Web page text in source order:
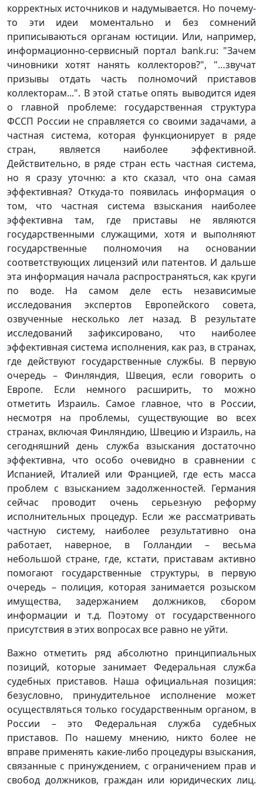
корректных источников и надумывается. Но почему-
то эти идеи моментально и без сомнений
приписываються органам юстиции. Или, например,
информационно-сервисный портал bank.ru: "Зачем
чиновники хотят нанять коллекторов?", "…звучат
призывы отдать часть полномочий приставов
коллекторам...". В этой статье опять выводится идея
о главной проблеме: государственная структура
ФССП России не справляется со своими задачами, а
частная система, которая функционирует в ряде
стран, является наиболее эффективной.
Действительно, в ряде стран есть частная система,
но я сразу уточню: а кто сказал, что она самая
эффективная? Откуда-то появилась информация о
том, что частная система взыскания наиболее
эффективна там, где приставы не являются
государственными служащими, хотя и выполняют
государственные полномочия на основании
соответствующих лицензий или патентов. И дальше
эта информация начала распространяться, как круги
по воде. На самом деле есть независимые
исследования экспертов Европейского совета,
озвученные несколько лет назад. В результате
исследований зафиксировано, что наиболее
эффективная система исполнения, как раз, в странах,
где действуют государственные службы. В первую
очередь – Финляндия, Швеция, если говорить о
Европе. Если немного расширить, то можно
отметить Израиль. Самое главное, что в России,
несмотря на проблемы, существующие во всех
странах, включая Финляндию, Швецию и Израиль, на
сегодняшний день служба взыскания достаточно
эффективна, что особо очевидно в сравнении с
Испанией, Италией или Францией, где есть масса
проблем с взысканием задолженностей. Германия
сейчас проводит очень серьезную реформу
исполнительных процедур. Если же рассматривать
частную систему, наиболее результативно она
работает, наверное, в Голландии – весьма
небольшой стране, где, кстати, приставам активно
помогают государственные структуры, в первую
очередь – полиция, которая занимается розыском
имущества, задержанием должников, сбором
информации и т.д. Поэтому от государственного
присутствия в этих вопросах все равно не уйти.
Важно отметить ряд абсолютно принципиальных
позиций, которые занимает Федеральная служба
судебных приставов. Наша официальная позиция:
безусловно, принудительное исполнение может
осуществляться только государственным органом, в
России – это Федеральная служба судебных
приставов. По нашему мнению, никто более не
вправе применять какие-либо процедуры взыскания,
связанные с принуждением, с ограничением прав и
свобод должников, граждан или юридических лиц.